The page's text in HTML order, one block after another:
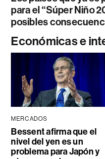
para el “Súper Niño
posibles
Económicas e
MERCADOS
Bessent afirma que el
nivel del yen es un
problema para Japón y